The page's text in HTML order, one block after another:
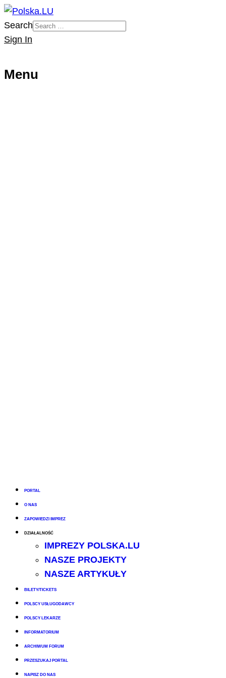
Search
Sign In
Menu
PORTAL
O NAS
ZAPOWIEDZI IMPREZ
DZIAŁALNOŚĆ
IMPREZY POLSKA.LU
NASZE PROJEKTY
NASZE ARTYKUŁY
BILETY/TICKETS
POLSCY USŁUGODAWCY
POLSCY LEKARZE
INFORMATORIUM
ARCHIWUM FORUM
PRZESZUKAJ PORTAL
NAPISZ DO NAS